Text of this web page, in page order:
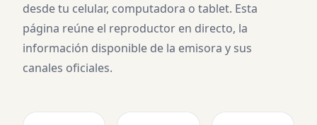
desde tu celular, computadora o tablet. Esta
página reúne el reproductor en directo, la
información disponible de la emisora y sus
canales oficiales.